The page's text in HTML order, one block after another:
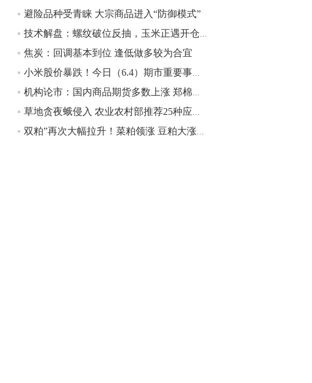
10:43
【行情】油脂油料期货表现抢眼，豆二期
2.5%，棕榈油涨近2%，菜粕涨1.54%。
10:17
【研报精选】国内期货机构对8月5日的原
油期货走势预测
避险品种受青睐 大宗商品进入“防御模式”
技术解盘：螺纹破位反抽，玉米正遇开仓良机
焦炭：回调基本到位 逢低做多较为合宜
小米股价暴跌！今日（6.4）期市重要事件盘点以及未来事件提醒
机构论市：国内商品期货多数上涨 郑棉、郑糖涨幅居前
草地贪夜蛾侵入 农业农村部推荐25种应急防治药
双粕”再次大幅拉升！菜粕领涨 豆粕大涨逾3.5%